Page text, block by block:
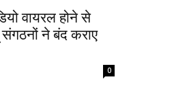
वायरल होने से
ने बंद कराए
0